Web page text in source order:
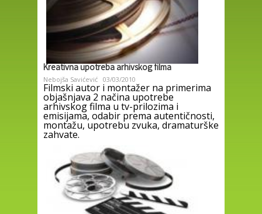
Kreativna upotreba arhivskog filma
Nebojša Savićević 03/03/2010
Filmski autor i montažer na primerima
objašnjava 2 načina upotrebe
arhivskog filma u tv-prilozima i
emisijama, odabir prema autentičnosti,
montažu, upotrebu zvuka, dramaturške
zahvate.